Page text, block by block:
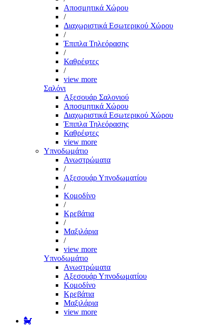
Αποσμητικά Χώρου
/
Διαχωριστικά Εσωτερικού Χώρου
/
Έπιπλα Τηλεόρασης
/
Καθρέφτες
/
view more
Σαλόνι
Αξεσουάρ Σαλονιού
Αποσμητικά Χώρου
Διαχωριστικά Εσωτερικού Χώρου
Έπιπλα Τηλεόρασης
Καθρέφτες
view more
Υπνοδωμάτιο
Ανωστρώματα
/
Αξεσουάρ Υπνοδωματίου
/
Κομοδίνο
/
Κρεβάτια
/
Μαξιλάρια
/
view more
Υπνοδωμάτιο
Ανωστρώματα
Αξεσουάρ Υπνοδωματίου
Κομοδίνο
Κρεβάτια
Μαξιλάρια
view more